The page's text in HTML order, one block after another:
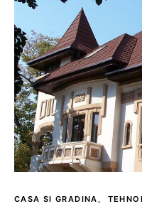
CASA SI GRADINA